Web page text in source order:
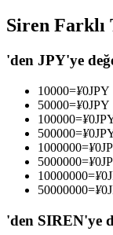
Kâr paylaşımı
Siren Farklı
'den JPY'ye
10000=¥0JPY
50000=¥0JPY
100000=¥0
500000=¥0
1000000=¥0
5000000=¥0
10000000=¥0
50000000=¥0
'den SIREN'ye